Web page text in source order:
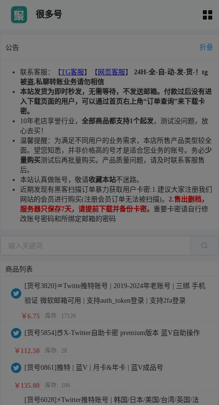
很多号
公告 折叠
联系客服：【TG客服】【 网页客服】 24H-全-自-动-发-货-！tg
被盗,私聊转账业务请勿相信
本站发货为即时秒发，无需等待，不发送邮箱。付款过后没有进
入下载页面的用户，可以通过首页右上角“订单查询”来下载卡
密。
10年老店享誉行业， 全部商品都支持1个起发，测试没问题，放
心去买！
温馨提醒：为满足不同用户的业务需求，本店所售产品类型较全
面。望您知悉，并非价格高的号才是适合您业务的账号。务必少
量购买测试后再批量购买。产品质量问题，请及时联系客服售
后。
本站认真做账号，敬请收藏本站不迷路。
近期发现有黑客扫描订单暴力获取用户卡密:1.建议大家注册我们
网站的会员进行购买(注册会员订单无法被扫描)。 2.售出删档，
服务器只保存7天，请提前下载并备份卡密。 重要卡密请自行修
改账号密码和所绑定邮箱的密码
商品列表
[货号3820]♒Twitte推特账号 | 2019-2024年老账号 | 三绑 手机
验证 微软邮箱可用 | 支持auth_token登录 | 支持2fa登录
￥6.75 库存: 17126
[货号5854]📕X-Twitter自助卡密 premium版本 蓝V自助操作
￥112.50 库存: 28
[货号0861]推特 | 蓝V | 月卡&年卡 | 蓝V成品号
￥135.00 库存: 106
[货号6028]⚡Twitter推特账号 | 韩国/日本/美国/台湾/英国/法